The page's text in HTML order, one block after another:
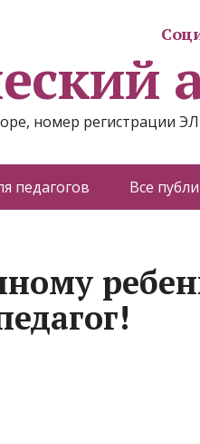
номер регистрации
педагогов Все